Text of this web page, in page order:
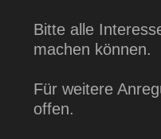
Bitte alle
machen können.
Für weitere
offen.